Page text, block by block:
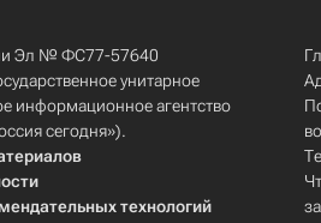
Эл № ФС77-57640
унитарное
информационное агентство
сегодня»).
технологий